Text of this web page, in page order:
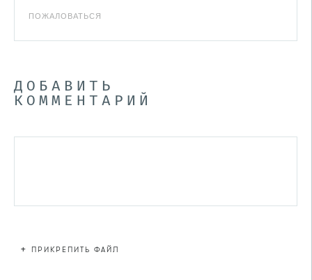
ПОЖАЛОВАТЬСЯ
ДОБАВИТЬ
КОММЕНТАРИЙ
+ ПРИКРЕПИТЬ ФАЙЛ